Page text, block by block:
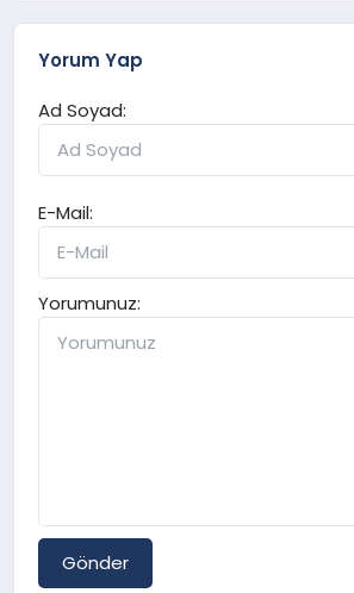
Yorum Yap
Ad Soyad:
E-Mail:
Yorumunuz:
Gönder